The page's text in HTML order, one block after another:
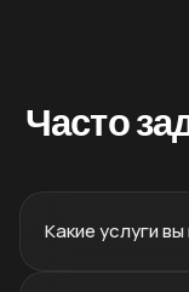
Часто
Какие услуги